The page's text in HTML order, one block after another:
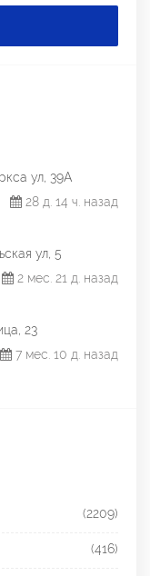
ул, 39А
28 д. 14 ч. назад
ул, 5
2 мес. 21 д. назад
23
7 мес. 10 д. назад
(2209)
(416)